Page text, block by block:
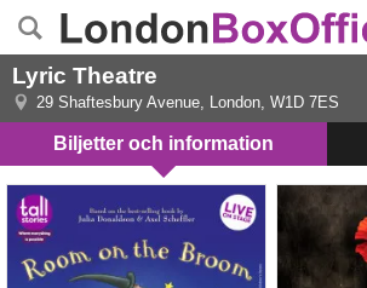
Lyric Theatre
29 Shaftesbury Avenue, London, W1D 7ES
Biljetter och information
Room On The Broom Hadestown